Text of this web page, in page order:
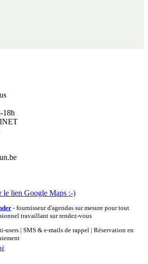
18h
lien Google Maps :-)
- fournisseur d'agendas sur mesure pour tout
travaillant sur rendez-vous
users | SMS & e-mails de rappel | Réservation en